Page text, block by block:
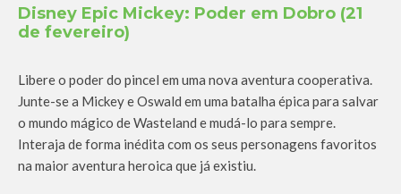
Disney Epic Mickey: Poder em Dobro (21
de fevereiro)
Libere o poder do pincel em uma nova aventura cooperativa.
Junte-se a Mickey e Oswald em uma batalha épica para salvar
o mundo mágico de Wasteland e mudá-lo para sempre.
Interaja de forma inédita com os seus personagens favoritos
na maior aventura heroica que já existiu.